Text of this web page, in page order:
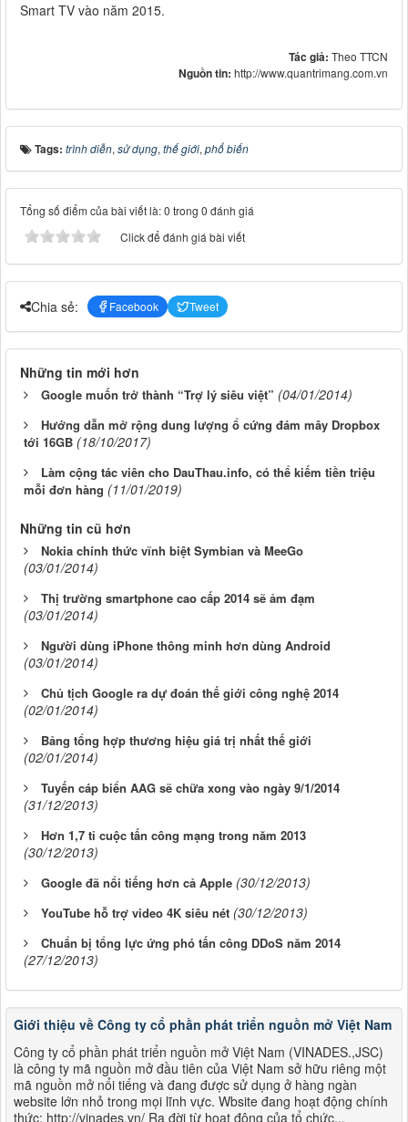
Smart TV vào năm 2015.
Tác giả: Theo TTCN
Nguồn tin: http://www.quantrimang.com.vn
Tags: trình diễn,sử dụng,thế giới,phổ biến
Tổng số điểm của bài viết là: 0 trong 0 đánh giá
Click để đánh giá bài viết
Chia sẻ: Facebook Tweet
Những tin mới hơn
Google muốn trở thành “Trợ lý siêu việt” (04/01/2014)
Hướng dẫn mở rộng dung lượng ổ cứng đám mây Dropbox
tới 16GB (18/10/2017)
Làm cộng tác viên cho DauThau.info, có thể kiếm tiền triệu
mỗi đơn hàng (11/01/2019)
Những tin cũ hơn
Nokia chính thức vĩnh biệt Symbian và MeeGo
(03/01/2014)
Thị trường smartphone cao cấp 2014 sẽ ảm đạm
(03/01/2014)
Người dùng iPhone thông minh hơn dùng Android
(03/01/2014)
Chủ tịch Google ra dự đoán thế giới công nghệ 2014
(02/01/2014)
Bảng tổng hợp thương hiệu giá trị nhất thế giới
(02/01/2014)
Tuyến cáp biển AAG sẽ chữa xong vào ngày 9/1/2014
(31/12/2013)
Hơn 1,7 tỉ cuộc tấn công mạng trong năm 2013
(30/12/2013)
Google đã nổi tiếng hơn cả Apple (30/12/2013)
YouTube hỗ trợ video 4K siêu nét (30/12/2013)
Chuẩn bị tổng lực ứng phó tấn công DDoS năm 2014
(27/12/2013)
Giới thiệu về Công ty cổ phần phát triển nguồn mở Việt Nam
Công ty cổ phần phát triển nguồn mở Việt Nam (VINADES.,JSC)
là công ty mã nguồn mở đầu tiên của Việt Nam sở hữu riêng một
mã nguồn mở nổi tiếng và đang được sử dụng ở hàng ngàn
website lớn nhỏ trong mọi lĩnh vực. Wbsite đang hoạt động chính
thức: http://vinades.vn/ Ra đời từ hoạt động của tổ chức...